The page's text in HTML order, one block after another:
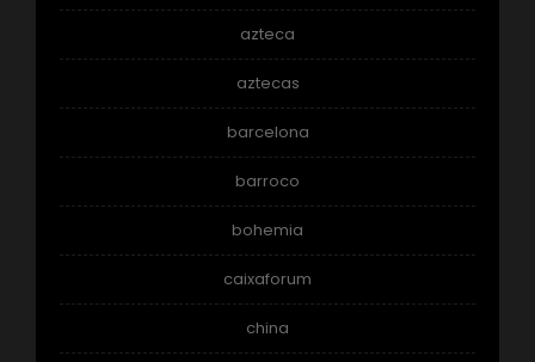
azteca
aztecas
barcelona
barroco
bohemia
caixaforum
china